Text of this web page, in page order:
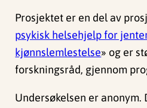
Prosjektet er en del av
psykisk helsehjelp for
kjønnslemlestelse» og er
forskningsråd, gjennom
Undersøkelsen er